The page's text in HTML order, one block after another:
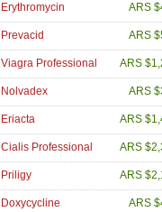
Erythromycin ARS
Prevacid ARS
Viagra Professional ARS
Nolvadex ARS
Eriacta ARS
Cialis Professional ARS
Priligy ARS
Doxycycline ARS